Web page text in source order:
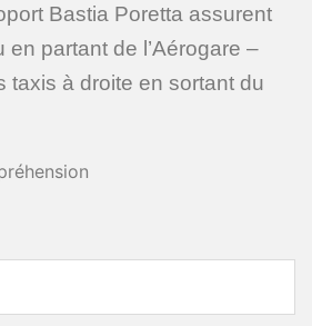
Bastia Poretta assurent
en partant de l’Aérogare –
taxis à droite en sortant du